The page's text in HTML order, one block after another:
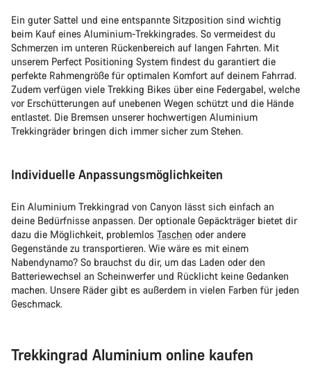
Ein guter Sattel und eine entspannte Sitzposition sind wichtig
beim Kauf eines Aluminium-Trekkingrades. So vermeidest du
Schmerzen im unteren Rückenbereich auf langen Fahrten. Mit
unserem Perfect Positioning System findest du garantiert die
perfekte Rahmengröße für optimalen Komfort auf deinem Fahrrad.
Zudem verfügen viele Trekking Bikes über eine Federgabel, welche
vor Erschütterungen auf unebenen Wegen schützt und die Hände
entlastet. Die Bremsen unserer hochwertigen Aluminium
Trekkingräder bringen dich immer sicher zum Stehen.
Individuelle Anpassungsmöglichkeiten
Ein Aluminium Trekkingrad von Canyon lässt sich einfach an
deine Bedürfnisse anpassen. Der optionale Gepäckträger bietet dir
dazu die Möglichkeit, problemlos Taschen oder andere
Gegenstände zu transportieren. Wie wäre es mit einem
Nabendynamo? So brauchst du dir, um das Laden oder den
Batteriewechsel an Scheinwerfer und Rücklicht keine Gedanken
machen. Unsere Räder gibt es außerdem in vielen Farben für jeden
Geschmack.
Trekkingrad Aluminium online kaufen